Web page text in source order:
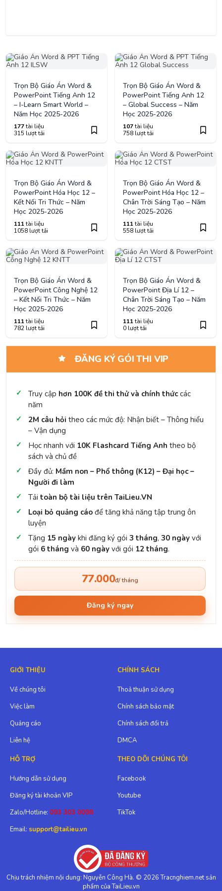
Trọn Bộ Giáo Án Word &
PowerPoint Tiếng Anh 12
– I-Learn Smart World –
Năm Học 2025-2026
177tài liệu
315 lượt tải
Trọn Bộ Giáo Án Word &
PowerPoint Tiếng Anh 12
– Global Success – Năm
Học 2025-2026
107tài liệu
758 lượt tải
Trọn Bộ Giáo Án Word &
PowerPoint Hóa Học 12 –
Kết Nối Tri Thức – Năm
Học 2025-2026
111tài liệu
1058 lượt tải
Trọn Bộ Giáo Án Word &
PowerPoint Hóa Học 12 –
Chân Trời Sáng Tạo – Năm
Học 2025-2026
111tài liệu
558 lượt tải
Trọn Bộ Giáo Án Word &
PowerPoint Công Nghệ 12
– Kết Nối Tri Thức – Năm
Học 2025-2026
111tài liệu
782 lượt tải
Trọn Bộ Giáo Án Word &
PowerPoint Địa Lí 12 –
Chân Trời Sáng Tạo – Năm
Học 2025-2026
111tài liệu
0 lượt tải
ĐĂNG KÝ GÓI THI VIP
Truy cập hơn 100K đề thi thử và chính thứccác
năm
2M câu hỏi theo các mức độ: Nhận biết – Thông hiểu
– Vận dụng
Học nhanh với 10K Flashcard Tiếng Anh theo bộ
sách và chủ đề
Đầy đủ: Mầm non – Phổ thông (K12) – Đại học –
Người đi làm
Tải toàn bộ tài liệu trên TaiLieu.VN
Loại bỏ quảng cáo để tăng khả năng tập trung ôn
luyện
Tặng 15 ngày khi đăng ký gói 3 tháng, 30 ngày với
gói 6 tháng và 60 ngày với gói 12 tháng.
77.000đ/ tháng
Đăng ký ngay
GIỚI THIỆU
Về chúng tôi
Việc làm
Quảng cáo
Liên hệ
CHÍNH SÁCH
Thoả thuận sử dụng
Chính sách bảo mật
Chính sách đổi trả
DMCA
HỖ TRỢ
Hướng dẫn sử dụng
Đăng ký tài khoản VIP
Zalo/Hotline: 093 303 0098
Email: support@tailieu.vn
THEO DÕI CHÚNG TÔI
Facebook
Youtube
TikTok
Chịu trách nhiệm nội dung: Nguyễn Công Hà. © 2026 Tracnghiem.net sản
phẩm của TaiLieu.vn